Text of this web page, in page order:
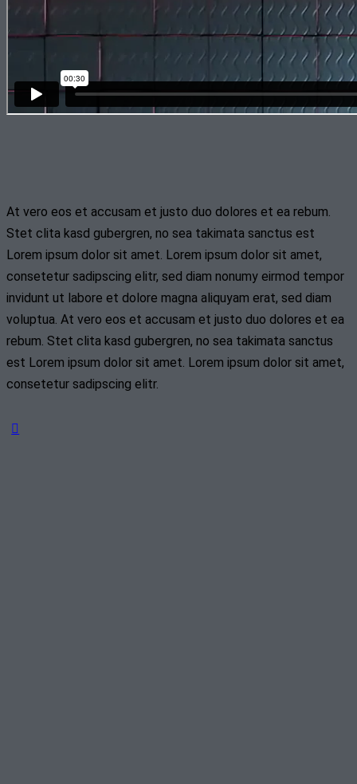
At vero eos et accusam et justo duo dolores et ea rebum.
Stet clita kasd gubergren, no sea takimata sanctus est
Lorem ipsum dolor sit amet. Lorem ipsum dolor sit amet,
consetetur sadipscing elitr, sed diam nonumy eirmod tempor
invidunt ut labore et dolore magna aliquyam erat, sed diam
voluptua. At vero eos et accusam et justo duo dolores et ea
rebum. Stet clita kasd gubergren, no sea takimata sanctus
est Lorem ipsum dolor sit amet. Lorem ipsum dolor sit amet,
consetetur sadipscing elitr.